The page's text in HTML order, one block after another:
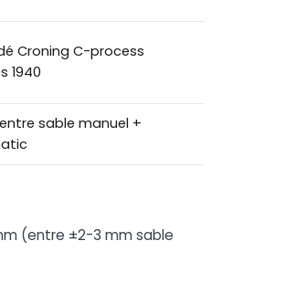
Croning C-process
1940
sable manuel +
(entre ±2-3 mm sable